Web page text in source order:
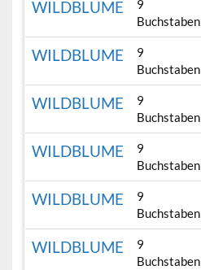
WILDBLUME
9
Buchstaben
WILDBLUME
9
Buchstaben
WILDBLUME
9
Buchstaben
WILDBLUME
9
Buchstaben
WILDBLUME
9
Buchstaben
WILDBLUME
9
Buchstaben